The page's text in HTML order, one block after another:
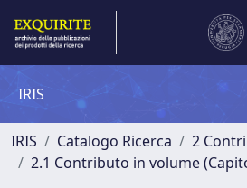
IRIS
IRIS Catalogo Ricerca
2
2.1 Contributo in volume